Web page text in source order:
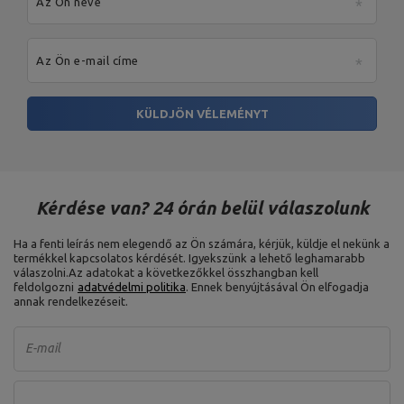
Az Ön e-mail címe
KÜLDJÖN VÉLEMÉNYT
Kérdése van? 24 órán belül válaszolunk
Ha a fenti leírás nem elegendő az Ön számára, kérjük, küldje el nekünk a
termékkel kapcsolatos kérdését. Igyekszünk a lehető leghamarabb
válaszolni.Az adatokat a következőkkel összhangban kell
feldolgozni adatvédelmi politika. Ennek benyújtásával Ön elfogadja
annak rendelkezéseit.
E-mail